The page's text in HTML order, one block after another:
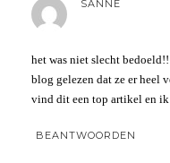
SANNE
het was niet slecht
blog gelezen dat ze er heel
vind dit een top artikel en ik
BEANTWOORDEN